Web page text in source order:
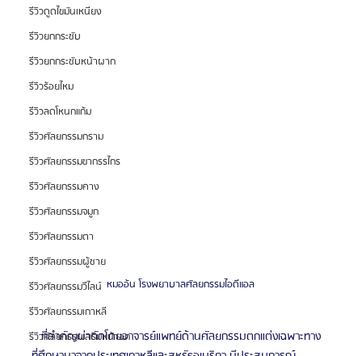
รีวิวดูดไขมันเหนียง
รีวิวยกกระชับ
รีวิวยกกระชับหน้าผาก
รีวิวร้อยไหม
รีวิวลดโหนกแก้ม
รีวิวศัลยกรรมกราม
รีวิวศัลยกรรมขากรรไกร
รีวิวศัลยกรรมคาง
รีวิวศัลยกรรมจมูก
รีวิวศัลยกรรมตา
รีวิวศัลยกรรมผู้ชาย
รีวิวศัลยกรรมวีไลน์
รีวิวศัลยกรรมเกาหลี
รีวิวศัลยกรรมเสริมหน้าอก
หมออ้น โรงพยาบาลศัลยกรรมไอดีแอล
ที่สำคัญผ่าตัดโดยอาจารย์แพทย์ด้านศัลยกรรมตกแต่งเฉพาะทาง